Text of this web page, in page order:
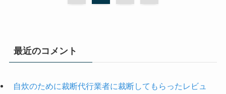
最近のコメント
自炊のために裁断代行業者に裁断してもらったレビュ